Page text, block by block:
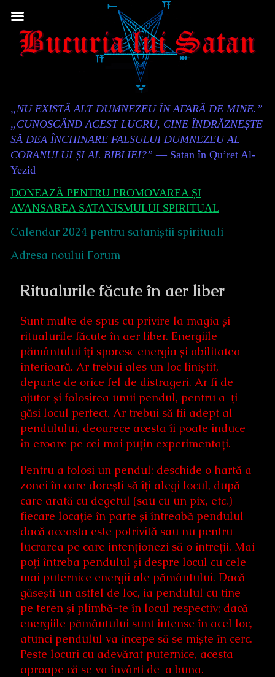
to
Content
Header
„NU EXISTĂ ALT DUMNEZEU ÎN AFARĂ DE MINE.”
„CUNOSCÂND ACEST LUCRU, CINE ÎNDRĂZNEȘTE
SĂ DEA ÎNCHINARE FALSULUI DUMNEZEU AL
CORANULUI ȘI AL BIBLIEI?” — Satan în Qu’ret Al-
Yezid
DONEAZĂ PENTRU PROMOVAREA ȘI
AVANSAREA SATANISMULUI SPIRITUAL
Calendar 2024 pentru sataniștii spirituali
Adresa noului Forum
Ritualurile făcute în aer liber
Sunt multe de spus cu privire la magia și
ritualurile făcute în aer liber. Energiile
pământului îți sporesc energia și abilitatea
interioară. Ar trebui ales un loc liniștit,
departe de orice fel de distrageri. Ar fi de
ajutor și folosirea unui pendul, pentru a-ți
găsi locul perfect. Ar trebui să fii adept al
pendulului, deoarece acesta îi poate induce
în eroare pe cei mai puțin experimentați.
Pentru a folosi un pendul: deschide o hartă a
zonei în care dorești să îți alegi locul, după
care arată cu degetul (sau cu un pix, etc.)
fiecare locație în parte și întreabă pendulul
dacă aceasta este potrivită sau nu pentru
lucrarea pe care intenționezi să o întreții. Mai
poți întreba pendulul și despre locul cu cele
mai puternice energii ale pământului. Dacă
găsești un astfel de loc, ia pendulul cu tine
pe teren și plimbă-te în locul respectiv; dacă
energiile pământului sunt intense în acel loc,
atunci pendulul va începe să se miște în cerc.
Peste locuri cu adevărat puternice, acesta
aproape că se va învârti de-a buna.